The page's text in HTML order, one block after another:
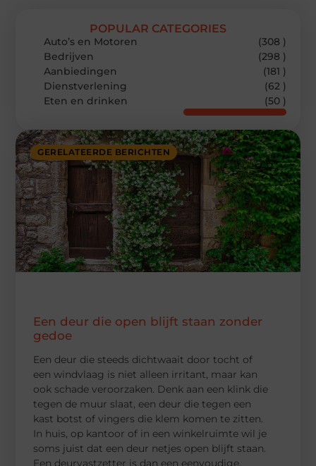
GERELATEERDE BERICHTEN
Een deur die open blijft staan zonder
gedoe
Een deur die steeds dichtwaait door tocht of
een windvlaag is niet alleen irritant, maar kan
ook schade veroorzaken. Denk aan een klink die
tegen de muur slaat, een deur die tegen een
kast botst of vingers die klem komen te zitten.
In huis, op kantoor of in een winkelruimte wil je
soms juist dat een deur netjes open blijft staan.
Een deurvastzetter is dan een eenvoudige,
POPULAR CATEGORIES
Auto’s en Motoren
(308 )
Bedrijven
(298 )
Aanbiedingen
(181 )
Dienstverlening
(62 )
Eten en drinken
(50 )